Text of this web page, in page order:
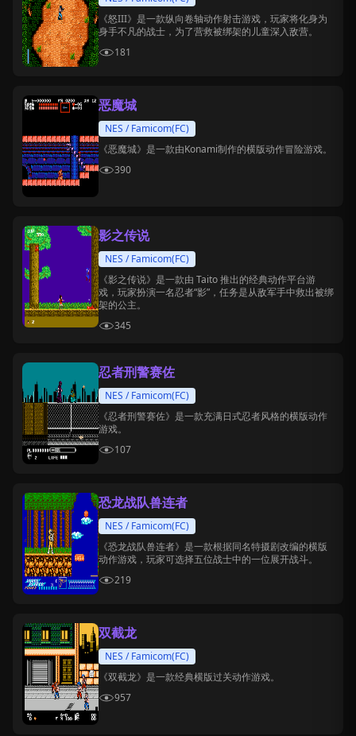
《怒III》是一款纵向卷轴动作射击游戏，玩家将化身为
身手不凡的战士，为了营救被绑架的儿童深入敌营。
181
恶魔城
NES / Famicom(FC)
《恶魔城》是一款由Konami制作的横版动作冒险游戏。
390
影之传说
NES / Famicom(FC)
《影之传说》是一款由 Taito 推出的经典动作平台游
戏，玩家扮演一名忍者“影”，任务是从敌军手中救出被绑
架的公主。
345
忍者刑警赛佐
NES / Famicom(FC)
《忍者刑警赛佐》是一款充满日式忍者风格的横版动作
游戏。
107
恐龙战队兽连者
NES / Famicom(FC)
《恐龙战队兽连者》是一款根据同名特摄剧改编的横版
动作游戏，玩家可选择五位战士中的一位展开战斗。
219
双截龙
NES / Famicom(FC)
《双截龙》是一款经典横版过关动作游戏。
957